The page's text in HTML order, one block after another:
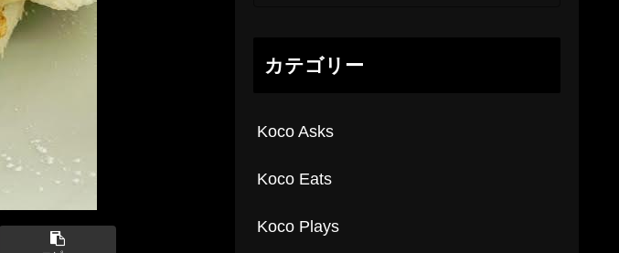
カテゴリー
Koco Asks
Koco Eats
Koco Plays